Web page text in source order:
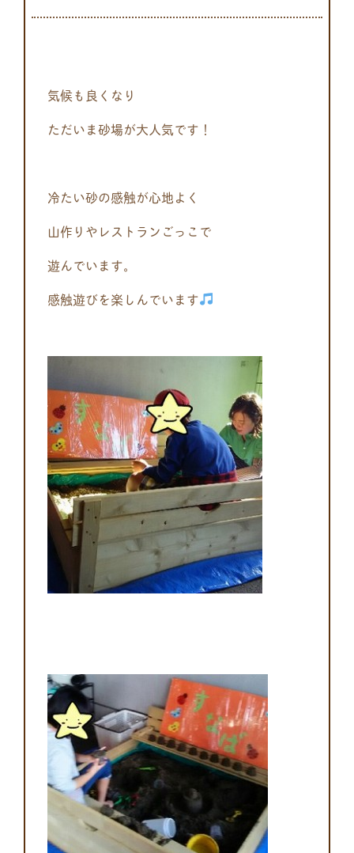
気候も良くなり
ただいま砂場が大人気です！
冷たい砂の感触が心地よく
山作りやレストランごっこで
遊んでいます。
感触遊びを楽しんでいます